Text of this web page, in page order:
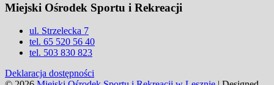
Miejski Ośrodek Sportu i Rekreacji
ul. Strzelecka 7
tel. 65 520 56 40
tel. 503 830 823
Deklaracja dostępności